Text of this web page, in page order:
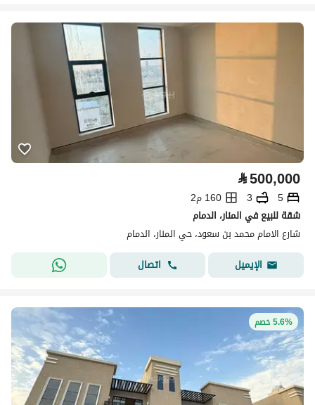
⃁500,000
5
3
160 م2
شقة للبيع في المنار، الدمام
شارع الامام محمد بن سعود، حي المنار، الدمام
الإيميل
اتصال
5.6% خصم